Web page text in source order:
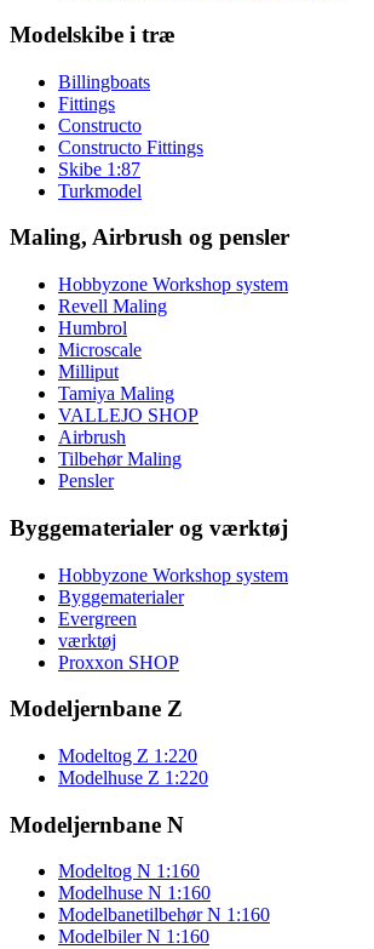
Modelskibe i træ
Billingboats
Fittings
Constructo
Constructo Fittings
Skibe 1:87
Turkmodel
Maling, Airbrush og pensler
Hobbyzone Workshop system
Revell Maling
Humbrol
Microscale
Milliput
Tamiya Maling
VALLEJO SHOP
Airbrush
Tilbehør Maling
Pensler
Byggematerialer og værktøj
Hobbyzone Workshop system
Byggematerialer
Evergreen
værktøj
Proxxon SHOP
Modeljernbane Z
Modeltog Z 1:220
Modelhuse Z 1:220
Modeljernbane N
Modeltog N 1:160
Modelhuse N 1:160
Modelbanetilbehør N 1:160
Modelbiler N 1:160